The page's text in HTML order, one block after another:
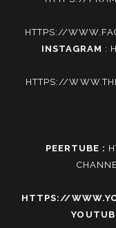
HTTPS://
INSTAGRAM :
HTTPS://
PEERTUBE :
HTTPS://